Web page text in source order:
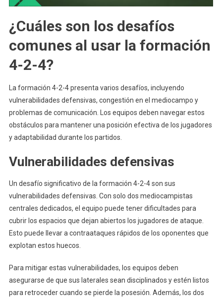
¿Cuáles son los desafíos
comunes al usar la formación
4-2-4?
La formación 4-2-4 presenta varios desafíos, incluyendo
vulnerabilidades defensivas, congestión en el mediocampo y
problemas de comunicación. Los equipos deben navegar estos
obstáculos para mantener una posición efectiva de los jugadores
y adaptabilidad durante los partidos.
Vulnerabilidades defensivas
Un desafío significativo de la formación 4-2-4 son sus
vulnerabilidades defensivas. Con solo dos mediocampistas
centrales dedicados, el equipo puede tener dificultades para
cubrir los espacios que dejan abiertos los jugadores de ataque.
Esto puede llevar a contraataques rápidos de los oponentes que
explotan estos huecos.
Para mitigar estas vulnerabilidades, los equipos deben
asegurarse de que sus laterales sean disciplinados y estén listos
para retroceder cuando se pierde la posesión. Además, los dos